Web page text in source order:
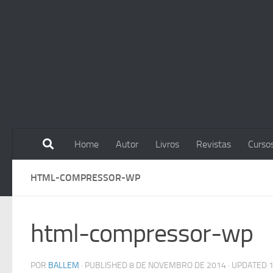
Home Autor Livros Revistas
HTML-COMPRESSOR-WP
html-compressor-wp
POR BALLEM · PUBLISHED 8 DE NOVEMBRO DE 2014 · UPDATED